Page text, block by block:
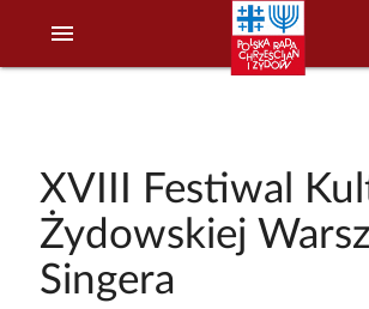
menu
XVIII Festiwal
Żydowskiej
Singera